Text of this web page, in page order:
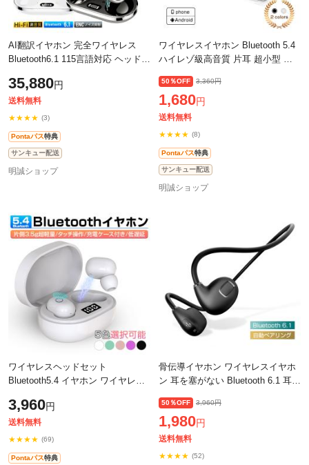
AI翻訳イヤホン 完全ワイヤレス
Bluetooth6.1 115言語対応 ヘッドセ
両耳 ENC ノイズキャンセリング
ハン
35,880円
送料無料
★★★★ (3)
Pontaパス特典
サンキュー配送
明誠ショップ
ワイヤレスイヤホン Bluetooth 5.4
ハイレゾ級高音質 片耳 超小型 ブ
ト 高音質 ハンズフリー通話 超小
型
50％OFF 3,360円
1,680円
送料無料
★★★★ (8)
Pontaパス特典
サンキュー配送
明誠ショップ
ワイヤレスヘッドセット
Bluetooth5.4 イヤホン ワイヤレス
耳 Hi-Fi高音質 残電量表示 充電ケ
ース付き S
3,960円
送料無料
★★★★ (69)
Pontaパス特典
骨伝導イヤホン ワイヤレスイヤホ
ン 耳を塞がない Bluetooth 6.1 耳掛
スタンバイ 14g超軽量 防水防滴 【
50％OFF 3,960円
1,980円
送料無料
★★★★ (52)